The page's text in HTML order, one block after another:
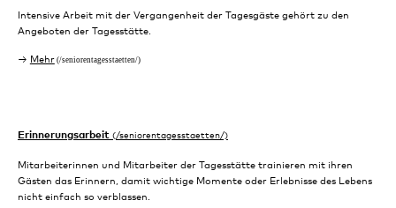
Intensive Arbeit mit der Vergangenheit der Tagesgäste gehört zu den
Angeboten der Tagesstätte.
Mehr
Erinnerungsarbeit
Mitarbeiterinnen und Mitarbeiter der Tagesstätte trainieren mit ihren
Gästen das Erinnern, damit wichtige Momente oder Erlebnisse des Lebens
nicht einfach so verblassen.